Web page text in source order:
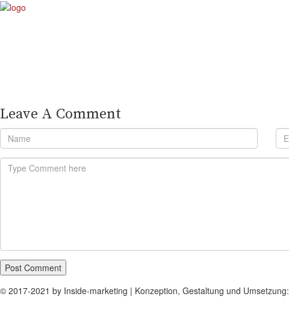
Leave A Comment
Post Comment
© 2017-2021 by Inside-marketing | Konzeption, Gestaltung und Umsetzung: